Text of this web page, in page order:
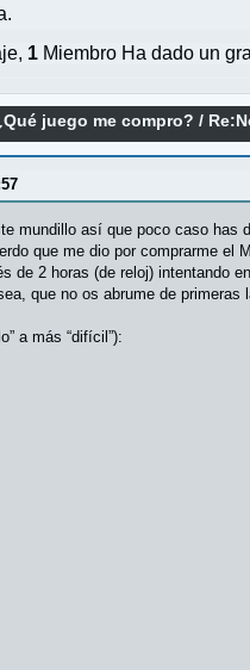
1 Miembro Ha dado un
juego me compro? /
mundillo así que poco caso
que me dio por comprarme
de 2 horas (de reloj) intentando
que no os abrume de
a más “difícil”):